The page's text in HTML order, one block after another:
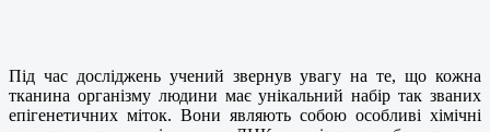
Під час досліджень учений звернув увагу на те, що кожна
тканина організму людини має унікальний набір так званих
епігенетичних міток. Вони являють собою особливі хімічні